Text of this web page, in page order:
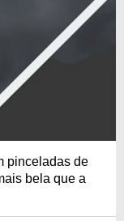
pinceladas de
bela que a